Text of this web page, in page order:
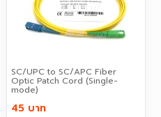
SC/UPC to SC/APC Fiber
Optic Patch Cord (Single-
mode)
45 บาท